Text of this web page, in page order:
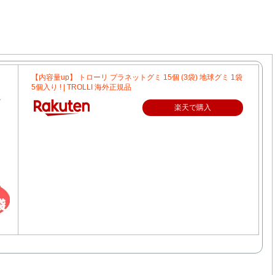
【内容量up】 トローリ プラネットグミ 15個 (3袋) 地球グミ 1袋
5個入り ! | TROLLI 海外正規品
楽天で購入